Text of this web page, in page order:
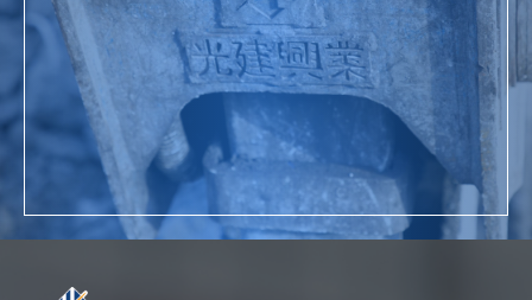
お問い合わせ
詳細を見る